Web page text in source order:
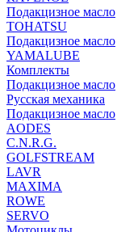
Подакцизное масло
TOHATSU
Подакцизное масло
YAMALUBE
Комплекты
Подакцизное масло
Русская механика
Подакцизное масло
AODES
C.N.R.G.
GOLFSTREAM
LAVR
MAXIMA
ROWE
SERVO